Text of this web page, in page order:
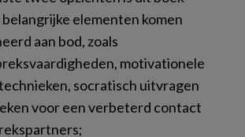
elementen komen
aan bod, zoals
motivationele
socratisch uitvragen
voor een verbeterd contact